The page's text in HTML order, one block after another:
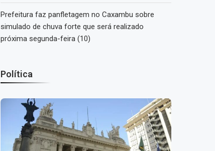
Prefeitura faz panfletagem no Caxambu sobre
simulado de chuva forte que será realizado
próxima segunda-feira (10)
Política